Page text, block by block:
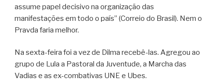
assume papel decisivo na organização das
manifestações em todo o país” (Correio do Brasil). Nem o
Pravda faria melhor.
Na sexta-feira foi a vez de Dilma recebê-las. Agregou ao
grupo de Lula a Pastoral da Juventude, a Marcha das
Vadias e as ex-combativas UNE e Ubes.